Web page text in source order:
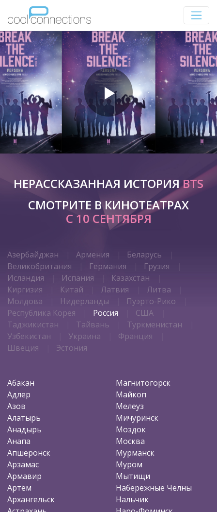
НЕРАССКАЗАННАЯ ИСТОРИЯBTS
СМОТРИТЕ В КИНОТЕАТРАХ
C 10 СЕНТЯБРЯ
Азербайджан Армения
Беларусь
Великобритания
Германия
Грузия
Исландия
Испания
Казахстан
Киргизия
Китай Латвия
Литва
Молдова
Нидерланды
Пуэрто-Рико
Республика Корея
Россия
США
Таджикистан
Тайвань
Туркменистан
Узбекистан
Украина
Франция
Швеция
Эстония
Абакан
Адлер
Азов
Алатырь
Анадырь
Анапа
Апшеронск
Арзамас
Армавир
Артём
Архангельск
Магнитогорск
Майкоп
Мелеуз
Мичуринск
Моздок
Москва
Мурманск
Муром
Мытищи
Набережные Челны
Нальчик